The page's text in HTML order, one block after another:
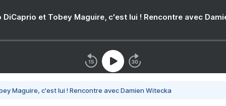
DiCaprio et Tobey Maguire, c'est lui ! Rencontre avec
Maguire, c'est lui ! Rencontre avec Damien Witecka